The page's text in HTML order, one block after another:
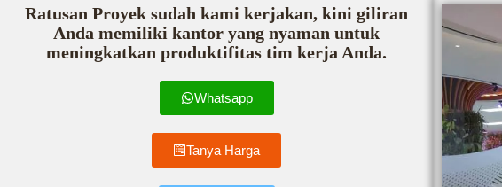
Ratusan Proyek sudah kami kerjakan, kini giliran
Anda memiliki kantor yang nyaman untuk
meningkatkan produktifitas tim kerja Anda.
Whatsapp
Tanya Harga